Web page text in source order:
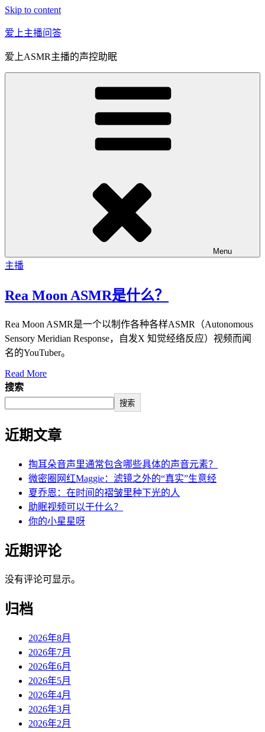
Skip to content
爱上主播问答
爱上ASMR主播的声控助眠
Menu
主播
Rea Moon ASMR是什么？
Rea Moon ASMR是一个以制作各种各样ASMR（Autonomous
Sensory Meridian Response，自发X 知觉经络反应）视频而闻
名的YouTuber。
Read More
搜索
搜索
近期文章
掏耳朵音声里通常包含哪些具体的声音元素？
微密圈网红Maggie：滤镜之外的“真实”生意经
夏乔恩：在时间的褶皱里种下光的人
助眠视频可以干什么？
你的小星星呀
近期评论
没有评论可显示。
归档
2026年8月
2026年7月
2026年6月
2026年5月
2026年4月
2026年3月
2026年2月